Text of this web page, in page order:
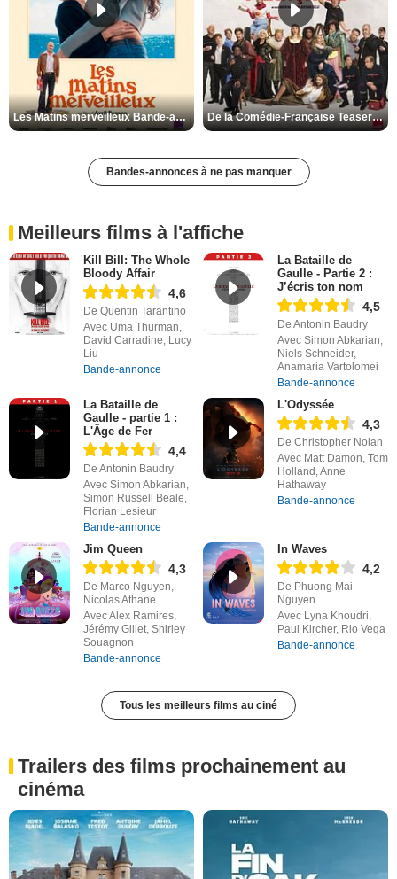
Les Matins merveilleux Bande-annonce VF De la Comédie-Française Teaser VF
Bandes-annonces à ne pas manquer
Meilleurs films à l'affiche
Kill Bill: The Whole
Bloody Affair
4,6
De Quentin Tarantino
Avec Uma Thurman,
David Carradine, Lucy
Liu
Bande-annonce
La Bataille de
Gaulle - Partie 2 :
J’écris ton nom
4,5
De Antonin Baudry
Avec Simon Abkarian,
Niels Schneider,
Anamaria Vartolomei
Bande-annonce
La Bataille de
Gaulle - partie 1 :
L'Âge de Fer
4,4
De Antonin Baudry
Avec Simon Abkarian,
Simon Russell Beale,
Florian Lesieur
Bande-annonce
L'Odyssée
4,3
De Christopher Nolan
Avec Matt Damon, Tom
Holland, Anne
Hathaway
Bande-annonce
Jim Queen
4,3
De Marco Nguyen,
Nicolas Athane
Avec Alex Ramires,
Jérémy Gillet, Shirley
Souagnon
Bande-annonce
In Waves
4,2
De Phuong Mai
Nguyen
Avec Lyna Khoudri,
Paul Kircher, Rio Vega
Bande-annonce
Tous les meilleurs films au ciné
Trailers des films prochainement au
cinéma